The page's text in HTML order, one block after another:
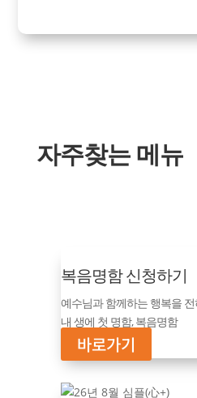
자주찾는 메뉴
복음명함 신청하기
예수님과 함께하는 행복을
내 생에 첫 명함, 복음명함
바로가기